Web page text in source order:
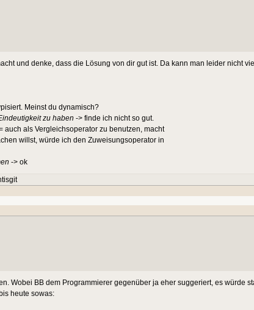
und denke, dass die Lösung von dir gut ist. Da kann man leider nicht
Meinst du dynamisch?
zu haben -> finde ich nicht so gut.
auch als Vergleichsoperator zu benutzen, macht
willst, würde ich den Zuweisungsoperator in
-> ok
Wobei BB dem Programmierer gegenüber ja eher suggeriert, es würde
heute sowas: